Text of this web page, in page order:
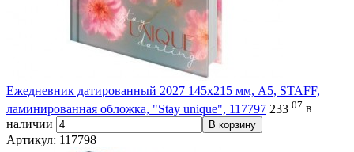
Ежедневник датированный 2027 145х215 мм, А5, STAFF,
ламинированная обложка, "Stay unique", 117797 233 07 в
наличии
В корзину
Артикул: 117798